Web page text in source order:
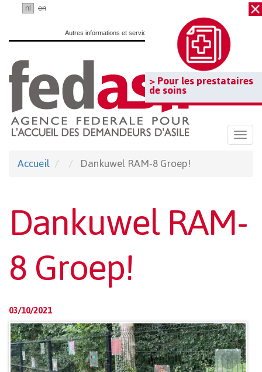
Passer
contenu
principal
> Pour les prestataires
de soins
nl en
Autres informations et services officiels :www.belgium.be
Accueil Dankuwel RAM-8 Groep!
Dankuwel RAM-
8 Groep!
03/10/2021